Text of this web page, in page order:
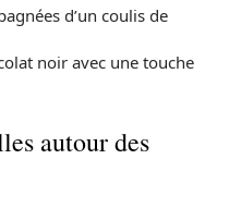
d’un coulis de
noir avec une touche
autour des